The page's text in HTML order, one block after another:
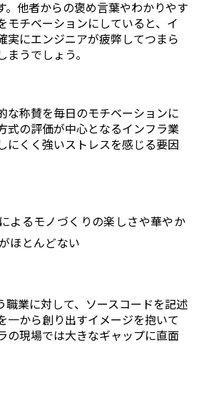
。他者からの褒め言葉やわかりやす
モチベーションにしていると、イ
実にエンジニアが疲弊してつまら
まうでしょう。
な称賛を毎日のモチベーションに
式の評価が中心となるインフラ業
にくく強いストレスを感じる要因
よるモノづくりの楽しさや華やか
ほとんどない
職業に対して、ソースコードを記述
一から創り出すイメージを抱いて
の現場では大きなギャップに直面